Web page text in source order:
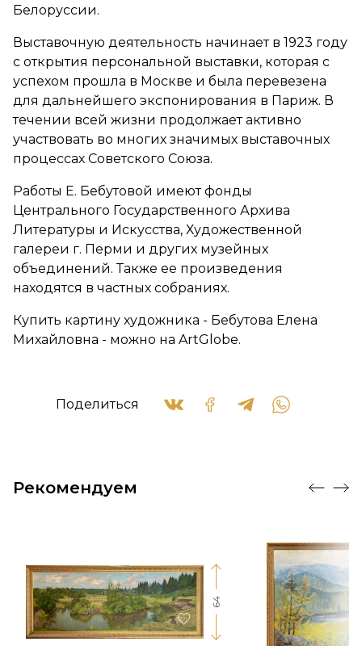
Белоруссии.
Выставочную деятельность начинает в 1923 году
с открытия персональной выставки, которая с
успехом прошла в Москве и была перевезена
для дальнейшего экспонирования в Париж. В
течении всей жизни продолжает активно
участвовать во многих значимых выставочных
процессах Советского Союза.
Работы Е. Бебутовой имеют фонды
Центрального Государственного Архива
Литературы и Искусства, Художественной
галереи г. Перми и других музейных
объединений. Также ее произведения
находятся в частных собраниях.
Купить картину художника - Бебутова Елена
Михайловна - можно на ArtGlobe.
Поделиться
Рекомендуем
64